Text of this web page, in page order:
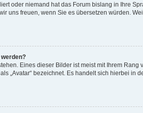
oder niemand hat das Forum bislang in Ihre
uns freuen, wenn Sie es übersetzen würden.
Eines dieser Bilder ist meist mit Ihrem
„Avatar“ bezeichnet. Es handelt sich hierbei